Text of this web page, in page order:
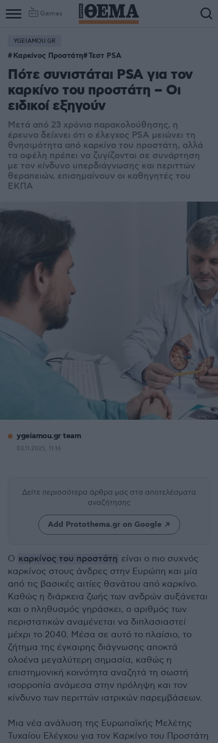
Games
YGEIAMOU.GR
Καρκίνος Προστάτη Τεστ PSA
Πότε συνιστάται PSA για τον
καρκίνο του προστάτη – Οι
ειδικοί εξηγούν
Μετά από 23 χρόνια παρακολούθησης, η
έρευνα δείχνει ότι ο έλεγχος PSA μειώνει τη
θνησιμότητα από καρκίνο του προστάτη, αλλά
τα οφέλη πρέπει να ζυγίζονται σε συνάρτηση
με τον κίνδυνο υπερδιάγνωσης και περιττών
θεραπειών, επισημαίνουν οι καθηγητές του
ΕΚΠΑ
ygeiamou.gr team
03.11.2025, 11:16
Δείτε περισσότερα άρθρα μας στα αποτελέσματα
αναζήτησης
Add Protothema.gr on Google
Ο καρκίνος του προστάτη είναι ο πιο συχνός
καρκίνος στους άνδρες στην Ευρώπη και μία
από τις βασικές αιτίες θανάτου από καρκίνο.
Καθώς η διάρκεια ζωής των ανδρών αυξάνεται
και ο πληθυσμός γηράσκει, ο αριθμός των
περιστατικών αναμένεται να διπλασιαστεί
μέχρι το 2040. Μέσα σε αυτό το πλαίσιο, το
ζήτημα της έγκαιρης διάγνωσης αποκτά
ολοένα μεγαλύτερη σημασία, καθώς η
επιστημονική κοινότητα αναζητά τη σωστή
ισορροπία ανάμεσα στην πρόληψη και τον
κίνδυνο των περιττών ιατρικών παρεμβάσεων.
Μια νέα ανάλυση της Ευρωπαϊκής Μελέτης
Τυχαίου Ελέγχου για τον Καρκίνο του Προστάτη